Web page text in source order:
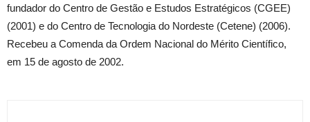
fundador do Centro de Gestão e Estudos Estratégicos (CGEE)
(2001) e do Centro de Tecnologia do Nordeste (Cetene) (2006).
Recebeu a Comenda da Ordem Nacional do Mérito Científico,
em 15 de agosto de 2002.